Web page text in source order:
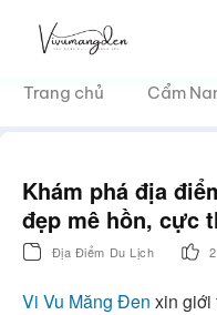
dungTrang chủ Cẩm
Khám phá địa
đẹp mê hồn, cực
Địa Điểm Du Lịch
Vi Vu Măng Đen xin giới